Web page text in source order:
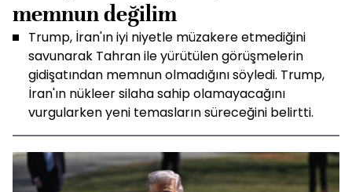
memnun değilim
Trump, İran'ın iyi niyetle müzakere etmediğini
savunarak Tahran ile yürütülen görüşmelerin
gidişatından memnun olmadığını söyledi. Trump,
İran'ın nükleer silaha sahip olamayacağını
vurgularken yeni temasların süreceğini belirtti.